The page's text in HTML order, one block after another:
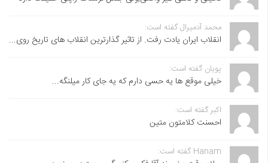
محمد آدمیرال گفته است:
انقلاب ایران یادت رفت. از تاثیر گذارترین انقلاب های تاریخ روی...
پویان گفته است:
خیلی موقع ها یه حسی دارم که یه جای کار میلنگه...
اکبر گفته است:
احسنت ‌کلامتون متین
Hanam گفته است: